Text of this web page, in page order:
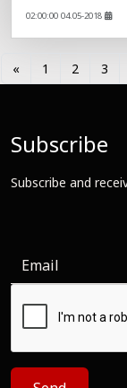
02:00:00 04.05-2018
« 1 2 3
Subscribe
Subscribe and